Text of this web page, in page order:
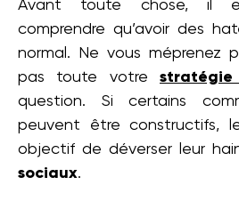
Avant toute chose, il
comprendre qu’avoir des
normal. Ne vous méprenez
pas toute votre
question. Si certains
peuvent être constructifs,
objectif de déverser leur
sociaux.